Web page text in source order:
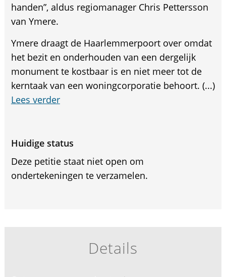
handen”, aldus regiomanager Chris Pettersson
van Ymere.
Ymere draagt de Haarlemmerpoort over omdat
het bezit en onderhouden van een dergelijk
monument te kostbaar is en niet meer tot de
kerntaak van een woningcorporatie behoort. (...)
Lees verder
Huidige status
Deze petitie staat niet open om
ondertekeningen te verzamelen.
Details